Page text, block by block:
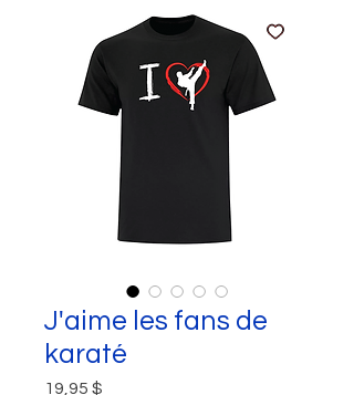
J'aime les fans de
karaté
19,95 $